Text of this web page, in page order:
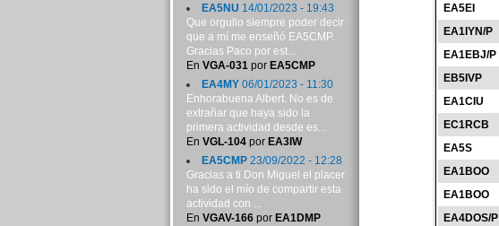
EA5EI
EA1IYN/P
EA1EBJ/P
EB5IVP
EA1CIU
EC1RCB
EA5S
EA1BOO
EA1BOO
EA4DOS/P
EA5NU 14/01/2023 - 19:43
Que orgullo siempre poder decir
que a mí me enseñó EA5CMP.
Gracias Paco por est...
En VGA-031 por EA5CMP
EA4MY06/01/2023 - 11:30
Enhorabuena Albert. No es de
extrañar que haya sido la
primera actividad desde es...
En VGL-104por EA3IW
EA5CMP23/09/2022 - 12:28
Gracias a ti Don Miguel el placer
ha sido el mío de compartir esta
actividad con ...
En VGAV-166por EA1DMP